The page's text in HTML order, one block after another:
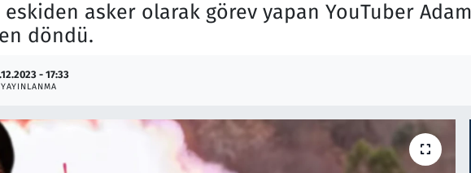
asker olarak görev yapan YouTuber
döndü.
- 17:33
YAYINLANMA